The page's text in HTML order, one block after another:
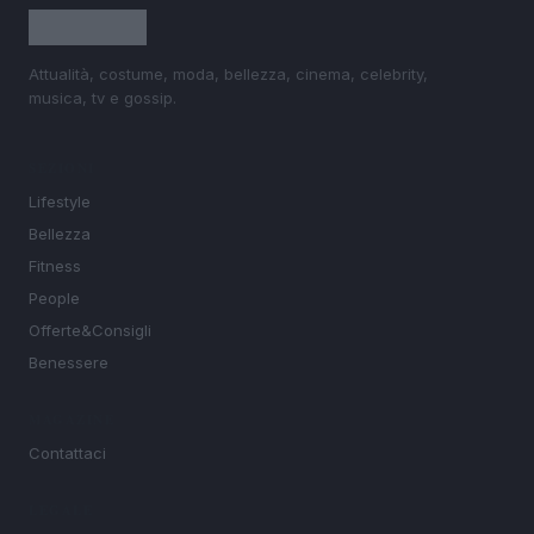
Attualità, costume, moda, bellezza, cinema, celebrity,
musica, tv e gossip.
Lifestyle
Bellezza
Fitness
People
Offerte&Consigli
Benessere
Contattaci